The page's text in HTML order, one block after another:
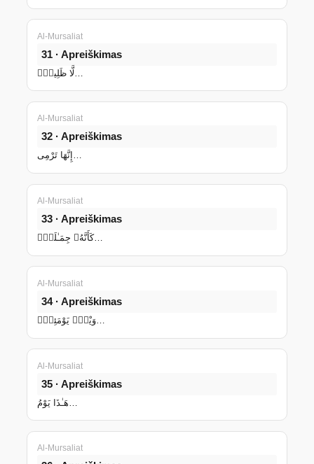
Al-Mursaliat
31 · Apreiškimas
Al-Mursaliat
32 · Apreiškimas
إِنَّهَا تَرْمِى…
Al-Mursaliat
33 · Apreiškimas
كَأَنَّهُۥ جِمَـٰلَتٌۭ…
Al-Mursaliat
34 · Apreiškimas
Al-Mursaliat
35 · Apreiškimas
Al-Mursaliat